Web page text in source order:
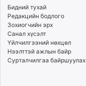
Бидний тухай
Редакцийн бодлого
Зохиогчийн эрх
Санал хүсэлт
Үйлчилгээний нөхцөл
Нээлттэй ажлын байр
Сурталчилгаа байршуулах